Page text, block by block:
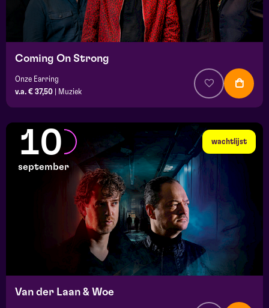
Coming On Strong
Onze Earring
v.a. € 37,50
Muziek
wachtlijst
10
september
Van der Laan & Woe